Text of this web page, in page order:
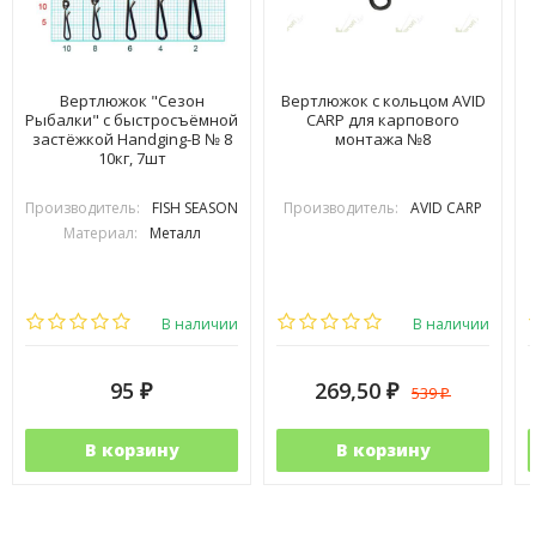
Вертлюжок "Сезон
Рыбалки" с быстросъёмной
застёжкой Handging-B № 8
10кг, 7шт
Производитель:
FISH SEASON
Материал:
Металл
В наличии
95 ₽
В корзину
Вертлюжок с кольцом AVID
CARP для карпового
монтажа №8
Производитель: AVID CARP
В наличии
269,50 ₽ 539₽
В корзину